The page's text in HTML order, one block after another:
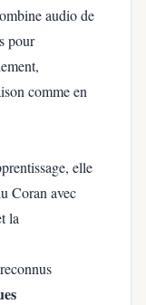
audio de
pour
comme en
elle
Coran avec
la